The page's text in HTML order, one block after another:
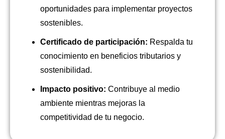
oportunidades para implementar proyectos
sostenibles.
Certificado de participación: Respalda tu
conocimiento en beneficios tributarios y
sostenibilidad.
Impacto positivo: Contribuye al medio
ambiente mientras mejoras la
competitividad de tu negocio.